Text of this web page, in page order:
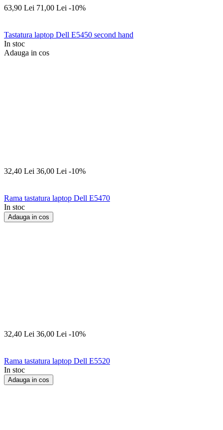
63,90 Lei 71,00 Lei -10%
Tastatura laptop Dell E5450 second hand
In stoc
Adauga in cos
32,40 Lei 36,00 Lei -10%
Rama tastatura laptop Dell E5470
In stoc
Adauga in cos
32,40 Lei 36,00 Lei -10%
Rama tastatura laptop Dell E5520
In stoc
Adauga in cos